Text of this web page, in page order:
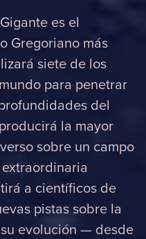
es el
Gregoriano más
siete de los
para penetrar
del
la mayor
sobre un campo
a científicos de
pistas sobre la
evolución — desde